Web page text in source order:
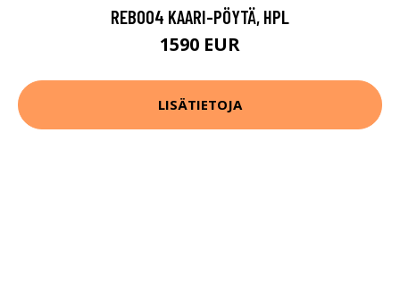
REB004 KAARI-PÖYTÄ, HPL
1590 EUR
LISÄTIETOJA